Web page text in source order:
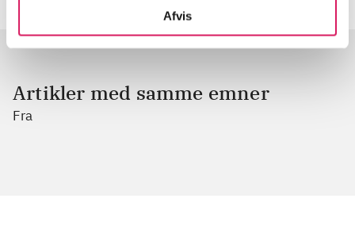
Afvis
Artikler med samme emner
Fra